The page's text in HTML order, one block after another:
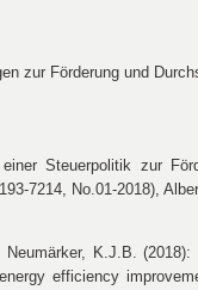
zur Förderung und
Steuerpolitik zur
7214, No.01-2018),
K.J.B.
efficiency